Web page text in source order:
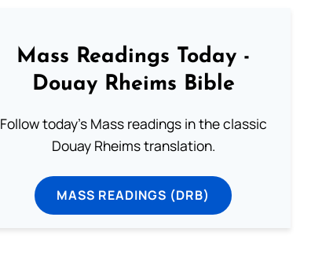
Mass Readings Today -
Douay Rheims Bible
Follow today's Mass readings in the classic
Douay Rheims translation.
MASS READINGS (DRB)